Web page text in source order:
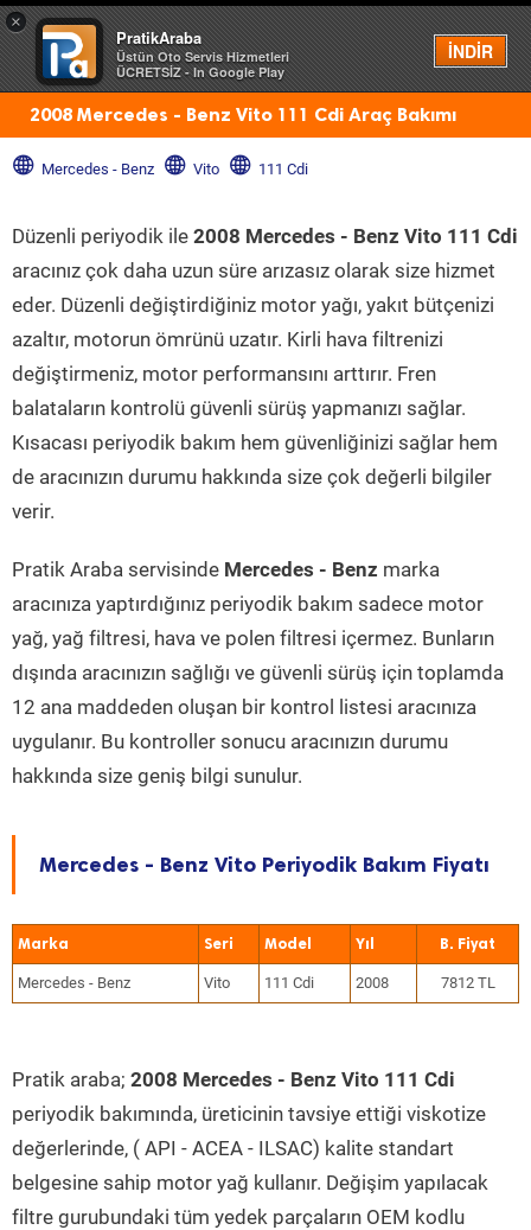
×
PratikAraba
Üstün Oto Servis Hizmetleri
ÜCRETSİZ - In Google Play
İNDİR
Menü
2008 Mercedes - Benz Vito 111 Cdi Araç Bakımı
Mercedes - Benz Vito 111 Cdi
Düzenli periyodik ile 2008 Mercedes - Benz Vito 111 Cdi
aracınız çok daha uzun süre arızasız olarak size hizmet
eder. Düzenli değiştirdiğiniz motor yağı, yakıt bütçenizi
azaltır, motorun ömrünü uzatır. Kirli hava filtrenizi
değiştirmeniz, motor performansını arttırır. Fren
balataların kontrolü güvenli sürüş yapmanızı sağlar.
Kısacası periyodik bakım hem güvenliğinizi sağlar hem
de aracınızın durumu hakkında size çok değerli bilgiler
verir.
Pratik Araba servisinde Mercedes - Benz marka
aracınıza yaptırdığınız periyodik bakım sadece motor
yağ, yağ filtresi, hava ve polen filtresi içermez. Bunların
dışında aracınızın sağlığı ve güvenli sürüş için toplamda
12 ana maddeden oluşan bir kontrol listesi aracınıza
uygulanır. Bu kontroller sonucu aracınızın durumu
hakkında size geniş bilgi sunulur.
Mercedes - Benz Vito Periyodik Bakım Fiyatı
Marka Seri Model Yıl
Mercedes - Benz Vito 111 Cdi 2008 7812 TL
Pratik araba; 2008 Mercedes - Benz Vito 111 Cdi
periyodik bakımında, üreticinin tavsiye ettiği viskotize
değerlerinde, ( API - ACEA - ILSAC) kalite standart
belgesine sahip motor yağ kullanır. Değişim yapılacak
filtre gurubundaki tüm yedek parçaların OEM kodlu